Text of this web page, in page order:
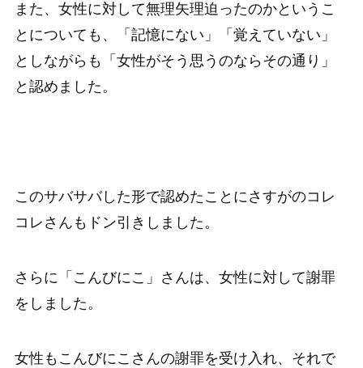
また、女性に対して無理矢理迫ったのかというこ
とについても、「記憶にない」「覚えていない」
としながらも「女性がそう思うのならその通り」
と認めました。
このサバサバした形で認めたことにさすがのコレ
コレさんもドン引きしました。
さらに「こんびにこ」さんは、女性に対して謝罪
をしました。
女性もこんびにこさんの謝罪を受け入れ、それで